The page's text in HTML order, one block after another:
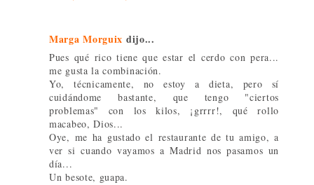
Marga Morguix dijo...
Pues qué rico tiene que estar el cerdo con pera...
me gusta la combinación.
Yo, técnicamente, no estoy a dieta, pero sí
cuidándome bastante, que tengo "ciertos
problemas" con los kilos, ¡grrrr!, qué rollo
macabeo, Dios...
Oye, me ha gustado el restaurante de tu amigo, a
ver si cuando vayamos a Madrid nos pasamos un
día...
Un besote, guapa.